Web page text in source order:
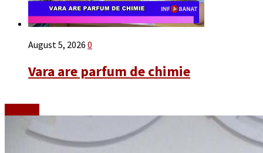
August 5, 2026 0
Vara are parfum de chimie